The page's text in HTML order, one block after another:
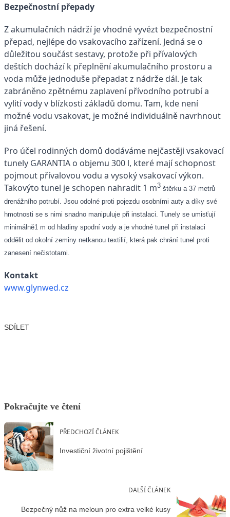
Bezpečnostní přepady
Z akumulačních nádrží je vhodné vyvézt bezpečnostní
přepad, nejlépe do vsakovacího zařízení. Jedná se o
důležitou součást sestavy, protože při přívalových
deštích dochází k přeplnění akumulačního prostoru a
voda může jednoduše přepadat z nádrže dál. Je tak
zabráněno zpětnému zaplavení přívodního potrubí a
vylití vody v blízkosti základů domu. Tam, kde není
možné vodu vsakovat, je možné individuálně navrhnout
jiná řešení.
Pro účel rodinných domů dodáváme nejčastěji vsakovací
tunely GARANTIA o objemu 300 l, které mají schopnost
pojmout přívalovou vodu a vysoký vsakovací výkon.
Takovýto tunel je schopen nahradit 1 m3 štěrku a 37 metrů
drenážního potrubí. Jsou odolné proti pojezdu osobními auty a díky své
hmotnosti se s nimi snadno manipuluje při instalaci. Tunely se umisťují
minimálně1 m od hladiny spodní vody a je vhodné tunel při instalaci
oddělit od okolní zeminy netkanou textilií, která pak chrání tunel proti
zanesení nečistotami.
Kontakt
www.glynwed.cz
SDÍLET
Pokračujte ve čtení
PŘEDCHOZÍ ČLÁNEK
Investiční životní pojištění
DALŠÍ ČLÁNEK
Bezpečný nůž na meloun pro extra velké kusy